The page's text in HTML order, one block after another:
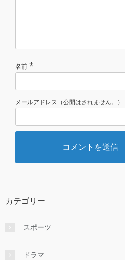
名前 *
メールアドレス（公開はされません。）
カテゴリー
スポーツ
ドラマ